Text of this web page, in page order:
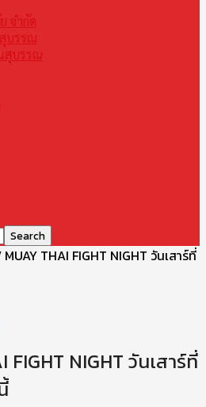
จำกัด
บรรณ
สุบรรณ
MUAY THAI FIGHT NIGHT วันเสาร์ที่
FIGHT NIGHT วันเสาร์ที่